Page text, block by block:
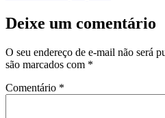
Deixe um comentário
O seu endereço de e-mail não será
são marcados com *
Comentário *